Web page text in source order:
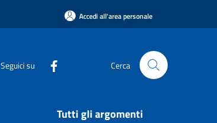
Accedi all'area personale
Seguici su Cerca
Tutti gli argomenti